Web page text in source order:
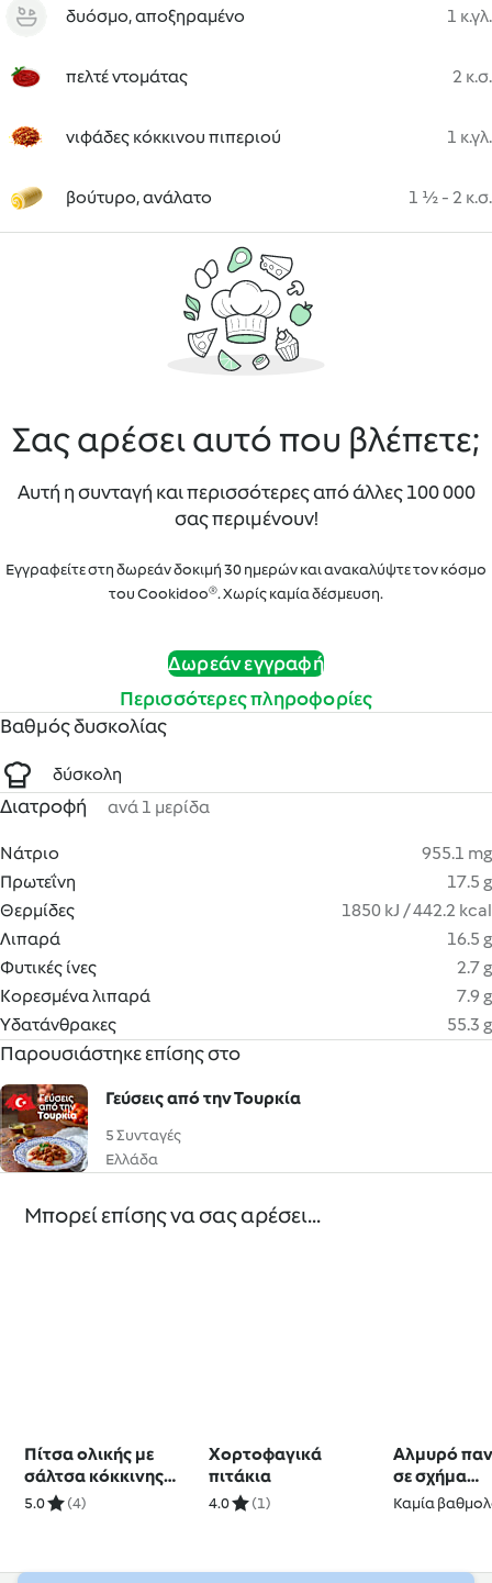
δυόσμο, αποξηραμένο
1 κ.γλ.
πελτέ ντομάτας 2 κ.σ.
νιφάδες κόκκινου πιπεριού 1 κ.γλ.
βούτυρο, ανάλατο 1 ½ - 2 κ.σ.
Σας αρέσει αυτό που βλέπετε;
Αυτή η συνταγή και περισσότερες από άλλες 100 000
σας περιμένουν!
Εγγραφείτε στη δωρεάν δοκιμή 30 ημερών και ανακαλύψτε τον κόσμο
του Cookidoo®. Χωρίς καμία δέσμευση.
Δωρεάν εγγραφή
Περισσότερες πληροφορίες
Βαθμός δυσκολίας
δύσκολη
Διατροφή ανά 1 μερίδα
Νάτριο
955.1 mg
Πρωτεΐνη
17.5 g
Θερμίδες
1850 kJ / 442.2 kcal
Λιπαρά
16.5 g
Φυτικές ίνες
2.7 g
Κορεσμένα λιπαρά
7.9 g
Υδατάνθρακες
55.3 g
Παρουσιάστηκε επίσης στο
Γεύσεις από την Τουρκία
5 Συνταγές
Ελλάδα
Μπορεί επίσης να σας αρέσει...
Πίτσα ολικής με
σάλτσα κόκκινης
πιπεριάς
5.0 (4)
Χορτοφαγικά
πιτάκια
4.0 (1)
Αλμυρό
σε σχήμα
Καμία